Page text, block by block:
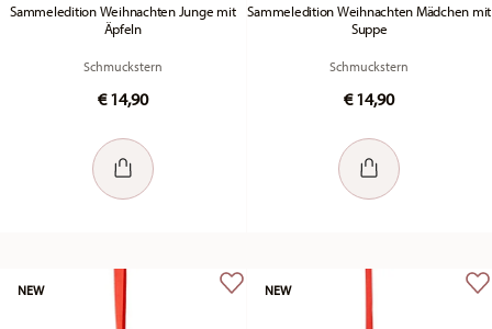
Sammeledition Weihnachten Junge mit
Äpfeln
Schmuckstern
€ 14,90
Sammeledition Weihnachten Mädchen mit
Suppe
Schmuckstern
€ 14,90
NEW NEW